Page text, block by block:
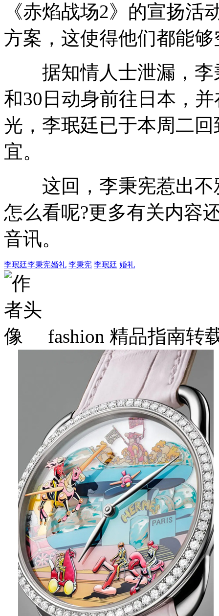
《赤焰战场2》的宣扬
方案，这使得他们都能
据知情人士泄漏，李
和30日动身前往日本，
光，李珉廷已于本周二
宜。
这回，李秉宪惹出不
怎么看呢?更多有关内容
音讯。
李珉廷李秉宪婚礼 李秉宪 李珉廷 婚礼
fashion 精品指南转